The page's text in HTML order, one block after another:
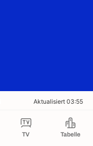
TV Tabelle
Aktualisiert 03:55